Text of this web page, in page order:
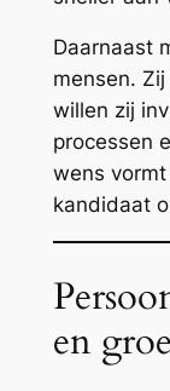
Daarnaast
mensen.
willen zij
processen
wens
kandidaat
en